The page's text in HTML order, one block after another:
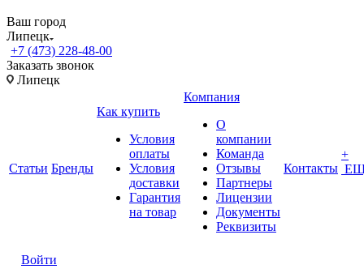
Ваш город
Липецк
+7 (473) 228-48-00
Заказать звонок
Липецк
Статьи Бренды
Как купить
Условия
оплаты
Условия
доставки
Гарантия
на товар
Компания
О
компании
Команда
Отзывы
Партнеры
Лицензии
Документы
Реквизиты
Контакты
+
Войти